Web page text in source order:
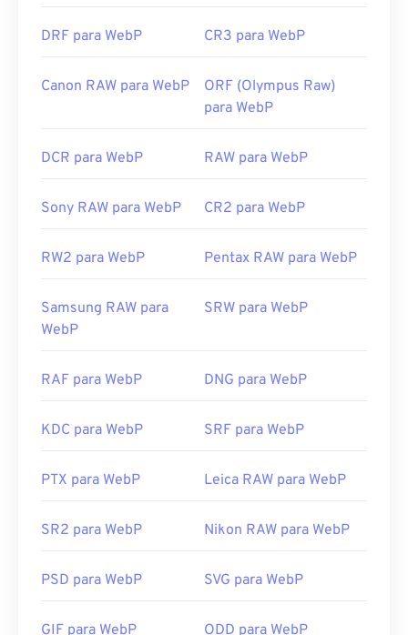
DRF para WebP CR3 para WebP
Canon RAW para WebP
ORF (Olympus Raw)
para WebP
DCR para WebP RAW para WebP
Sony RAW para WebP CR2 para WebP
RW2 para WebP Pentax RAW para WebP
Samsung RAW para
WebP
SRW para WebP
RAF para WebP DNG para WebP
KDC para WebP SRF para WebP
PTX para WebP Leica RAW para WebP
SR2 para WebP Nikon RAW para WebP
PSD para WebP SVG para WebP
GIF para WebP ODD para WebP